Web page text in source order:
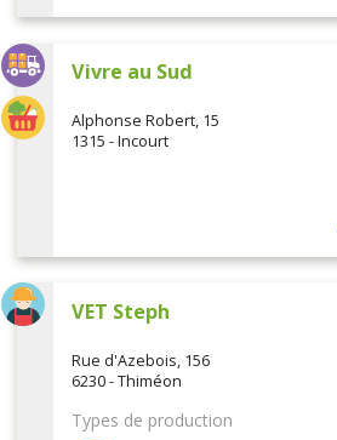
Vivre au Sud
Alphonse Robert, 15
1315 - Incourt
VET Steph
Rue d'Azebois, 156
6230 - Thiméon
Types de production